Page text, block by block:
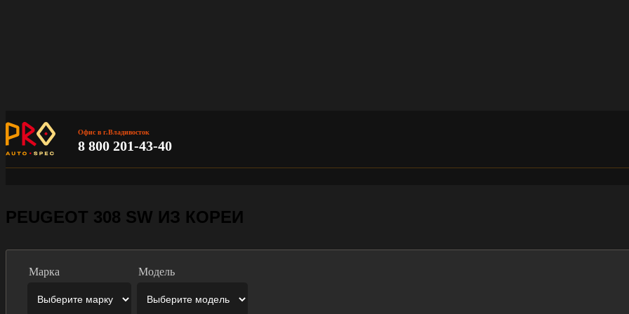
Офис в г.Владивосток
8 800 201-43-40
PEUGEOT 308 SW ИЗ КОРЕИ
Марка Модель